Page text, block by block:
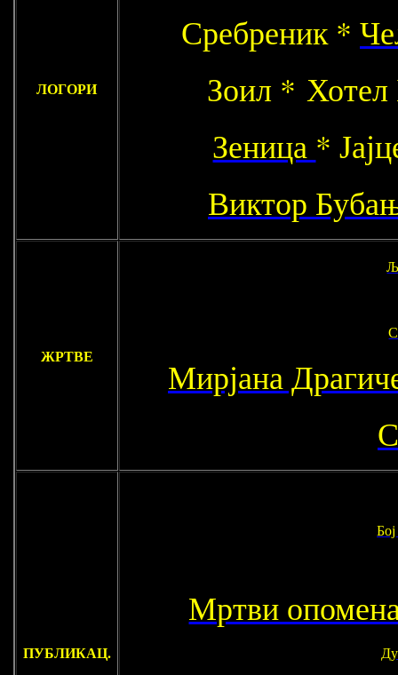
ЛОГОРИ
Сребреник *
Зоил *
Зеница *
Виктор
ЖРТВЕ
Мирјана
ПУБЛИКАЦ.
Мртви